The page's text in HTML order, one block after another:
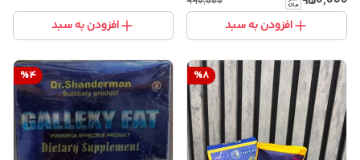
افزودن به سبد افزودن به سبد
%8
%4